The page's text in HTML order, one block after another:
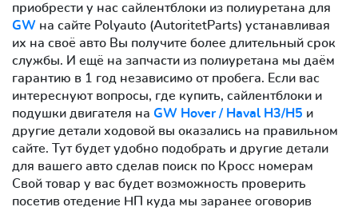
приобрести у нас сайлентблоки из полиуретана для
GW на сайте Polyauto (AutoritetParts) устанавливая
их на своё авто Вы получите более длительный срок
службы. И ещё на запчасти из полиуретана мы даём
гарантию в 1 год независимо от пробега. Если вас
интереснуют вопросы, где купить, сайлентблоки и
подушки двигателя на GW Hover / Haval H3/H5 и
другие детали ходовой вы оказались на правильном
сайте. Тут будет удобно подобрать и другие детали
для вашего авто сделав поиск по Кросс номерам
Свой товар у вас будет возможность проверить
посетив отедение НП куда мы заранее оговорив